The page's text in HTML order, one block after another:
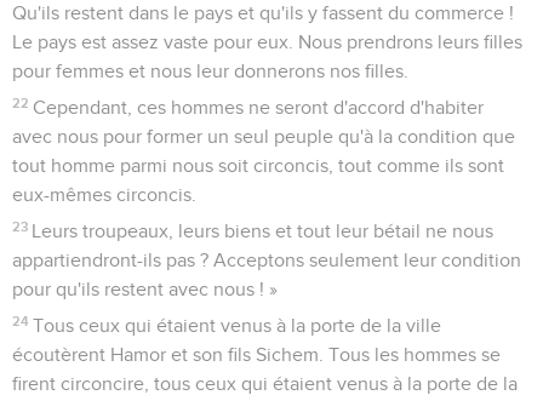
Qu'ils restent dans le pays et qu'ils y fassent du commerce !
Le pays est assez vaste pour eux. Nous prendrons leurs filles
pour femmes et nous leur donnerons nos filles.
22 Cependant, ces hommes ne seront d'accord d'habiter
avec nous pour former un seul peuple qu'à la condition que
tout homme parmi nous soit circoncis, tout comme ils sont
eux-mêmes circoncis.
23 Leurs troupeaux, leurs biens et tout leur bétail ne nous
appartiendront-ils pas ? Acceptons seulement leur condition
pour qu'ils restent avec nous ! »
24 Tous ceux qui étaient venus à la porte de la ville
écoutèrent Hamor et son fils Sichem. Tous les hommes se
firent circoncire, tous ceux qui étaient venus à la porte de la